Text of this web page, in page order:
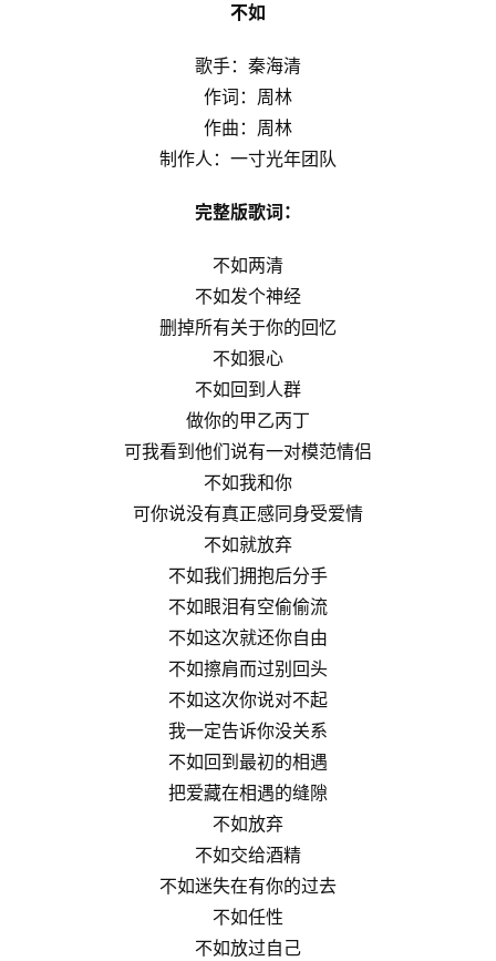
不如
歌手：秦海清
作词：周林
作曲：周林
制作人：一寸光年团队
完整版歌词：
不如两清
不如发个神经
删掉所有关于你的回忆
不如狠心
不如回到人群
做你的甲乙丙丁
可我看到他们说有一对模范情侣
不如我和你
可你说没有真正感同身受爱情
不如就放弃
不如我们拥抱后分手
不如眼泪有空偷偷流
不如这次就还你自由
不如擦肩而过别回头
不如这次你说对不起
我一定告诉你没关系
不如回到最初的相遇
把爱藏在相遇的缝隙
不如放弃
不如交给酒精
不如迷失在有你的过去
不如任性
不如放过自己